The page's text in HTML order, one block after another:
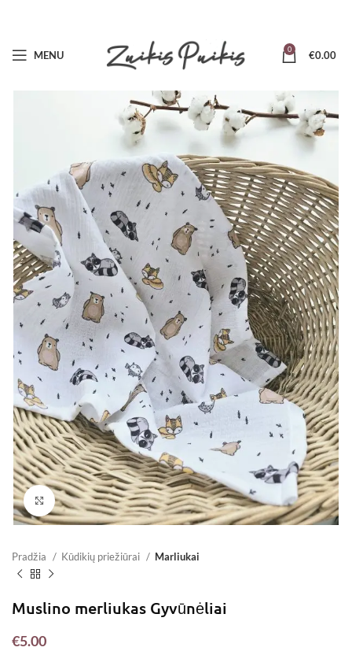
MENU 0 €0.00
Padidinti
Pradžia Kūdikių priežiūrai Marliukai
Muslino merliukas Gyvūnėliai
€5.00